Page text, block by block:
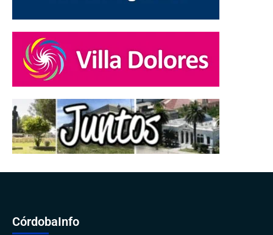
CórdobaInfo